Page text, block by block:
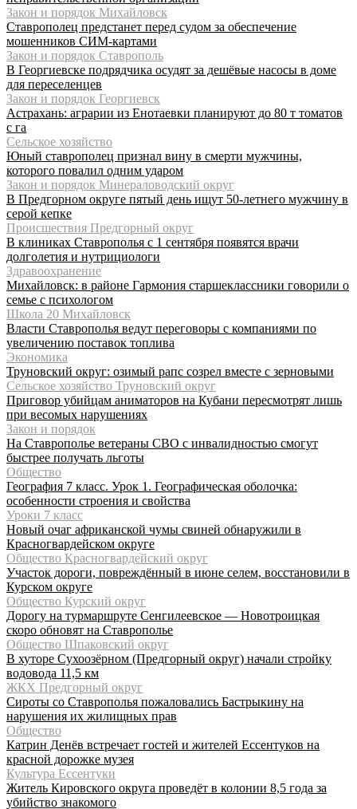
Закон и порядок Михайловск
Ставрополец предстанет перед судом за обеспечение
мошенников СИМ-картами
Закон и порядок Ставрополь
В Георгиевске подрядчика осудят за дешёвые насосы в доме
для переселенцев
Закон и порядок Георгиевск
Астрахань: аграрии из Енотаевки планируют до 80 т томатов
с га
Сельское хозяйство
Юный ставрополец признал вину в смерти мужчины,
которого повалил одним ударом
Закон и порядок Минераловодский округ
В Предгорном округе пятый день ищут 50-летнего мужчину в
серой кепке
Происшествия Предгорный округ
В клиниках Ставрополья с 1 сентября появятся врачи
долголетия и нутрициологи
Здравоохранение
Михайловск: в районе Гармония старшеклассники говорили о
семье с психологом
Школа 20 Михайловск
Власти Ставрополья ведут переговоры с компаниями по
увеличению поставок топлива
Экономика
Труновский округ: озимый рапс созрел вместе с зерновыми
Сельское хозяйство Труновский округ
Приговор убийцам аниматоров на Кубани пересмотрят лишь
при весомых нарушениях
Закон и порядок
На Ставрополье ветераны СВО с инвалидностью смогут
быстрее получать льготы
Общество
География 7 класс. Урок 1. Географическая оболочка:
особенности строения и свойства
Уроки 7 класс
Новый очаг африканской чумы свиней обнаружили в
Красногвардейском округе
Общество Красногвардейский округ
Участок дороги, повреждённый в июне селем, восстановили в
Курском округе
Общество Курский округ
Дорогу на турмаршруте Сенгилеевское — Новотроицкая
скоро обновят на Ставрополье
Общество Шпаковский округ
В хуторе Сухоозёрном (Предгорный округ) начали стройку
водовода 11,5 км
ЖКХ Предгорный округ
Сироты со Ставрополья пожаловались Бастрыкину на
нарушения их жилищных прав
Общество
Катрин Денёв встречает гостей и жителей Ессентуков на
красной дорожке музея
Культура Ессентуки
Житель Кировского округа проведёт в колонии 8,5 года за
убийство знакомого